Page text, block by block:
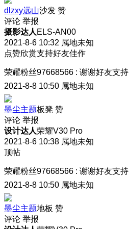
dlzxy远山沙发 赞
评论 举报
摄影达人 ELS-AN00
2021-8-6 10:32 属地未知
点赞欣赏支持好友佳作
荣耀粉丝97668566 : 谢谢好友支持
2021-8-8 10:50 属地未知
墨尘主题板凳 赞
评论 举报
设计达人荣耀V30 Pro
2021-8-6 10:38 属地未知
顶帖
荣耀粉丝97668566 : 谢谢好友支持
2021-8-8 10:50 属地未知
墨尘主题地板 赞
评论 举报